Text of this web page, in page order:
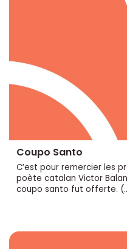
Coupo Santo
C’est pour remercier les
poète catalan Victor
coupo santo fut offerte.